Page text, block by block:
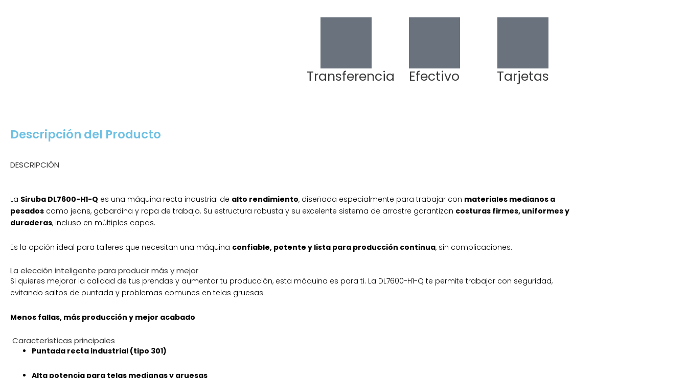
Transferencia Efectivo Tarjetas
Descripción del Producto
DESCRIPCIÓN
La Siruba DL7600-H1-Q es una máquina recta industrial de alto rendimiento, diseñada especialmente para trabajar con materiales medianos a
pesados como jeans, gabardina y ropa de trabajo. Su estructura robusta y su excelente sistema de arrastre garantizan costuras firmes, uniformes y
duraderas, incluso en múltiples capas.
Es la opción ideal para talleres que necesitan una máquina confiable, potente y lista para producción continua, sin complicaciones.
La elección inteligente para producir más y mejor
Si quieres mejorar la calidad de tus prendas y aumentar tu producción, esta máquina es para ti. La DL7600-H1-Q te permite trabajar con seguridad,
evitando saltos de puntada y problemas comunes en telas gruesas.
Menos fallas, más producción y mejor acabado
Características principales
Puntada recta industrial (tipo 301)
Alta potencia para telas medianas y gruesas